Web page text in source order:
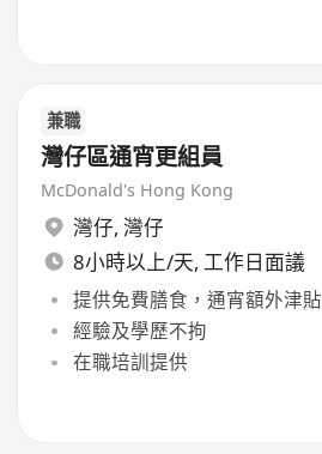
兼職
灣仔區通宵更組員
McDonald's Hong Kong
灣仔, 灣仔
8小時以上/天, 工作日面議
提供免費膳食，通宵額外津貼
經驗及學歷不拘
在職培訓提供